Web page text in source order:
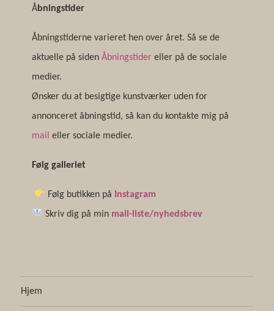
Åbningstider
Åbningstiderne varieret hen over året. Så se de
aktuelle på siden Åbningstider eller på de sociale
medier.
Ønsker du at besigtige kunstværker uden for
annonceret åbningstid, så kan du kontakte mig på
mail eller sociale medier.
Følg galleriet
Følg butikken på
Instagram
Skriv dig på min mail-liste/nyhedsbrev
Hjem